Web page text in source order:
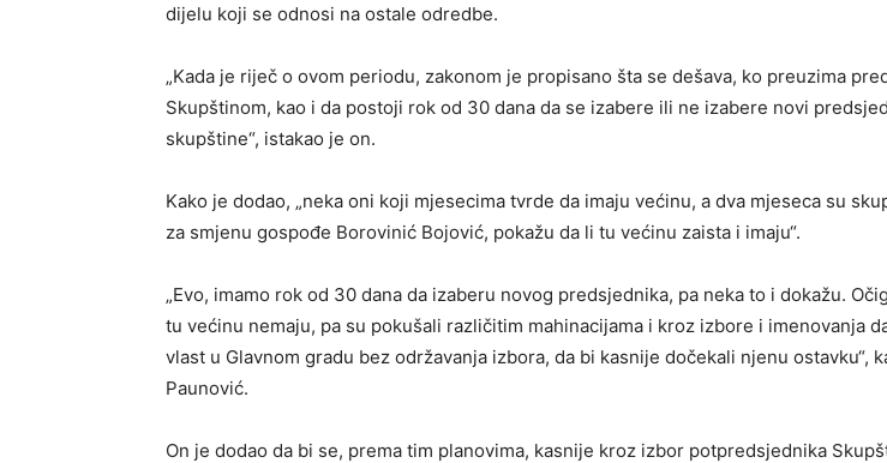
dijelu koji se odnosi na ostale odredbe.
„Kada je riječ o ovom periodu, zakonom je propisano šta se dešava, ko preuzima
Skupštinom, kao i da postoji rok od 30 dana da se izabere ili ne izabere novi
skupštine“, istakao je on.
Kako je dodao, „neka oni koji mjesecima tvrde da imaju većinu, a dva mjeseca su
za smjenu gospođe Borovinić Bojović, pokažu da li tu većinu zaista i imaju“.
„Evo, imamo rok od 30 dana da izaberu novog predsjednika, pa neka to i dokažu.
tu većinu nemaju, pa su pokušali različitim mahinacijama i kroz izbore i imenovanja
vlast u Glavnom gradu bez održavanja izbora, da bi kasnije dočekali njenu ostavku“,
Paunović.
On je dodao da bi se, prema tim planovima, kasnije kroz izbor potpredsjednika